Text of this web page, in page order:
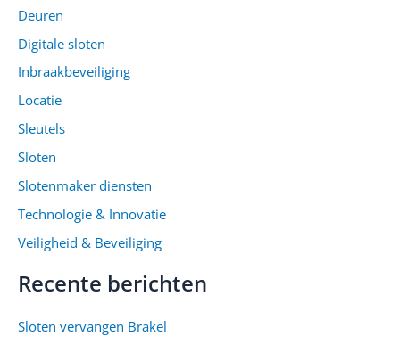
Deuren
Digitale sloten
Inbraakbeveiliging
Locatie
Sleutels
Sloten
Slotenmaker diensten
Technologie & Innovatie
Veiligheid & Beveiliging
Recente berichten
Sloten vervangen Brakel